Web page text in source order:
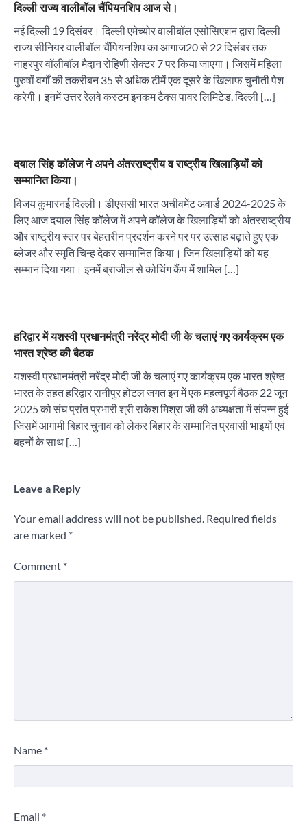
दिल्ली राज्य वालीबॉल चैंपियनशिप आज से।
नई दिल्ली 19 दिसंबर। दिल्ली एमेच्योर वालीबॉल एसोसिएशन द्वारा दिल्ली
राज्य सीनियर वालीबॉल चैंपियनशिप का आगाज20 से 22 दिसंबर तक
नाहरपुर वॉलीबॉल मैदान रोहिणी सेक्टर 7 पर किया जाएगा। जिसमें महिला
पुरुषों वर्गों की तकरीबन 35 से अधिक टीमें एक दूसरे के खिलाफ चुनौती पेश
करेगी। इनमें उत्तर रेलवे कस्टम इनकम टैक्स पावर लिमिटेड, दिल्ली […]
दयाल सिंह कॉलेज ने अपने अंतरराष्ट्रीय व राष्ट्रीय खिलाड़ियों को
सम्मानित किया।
विजय कुमारनई दिल्ली। डीएससी भारत अचीवमेंट अवार्ड 2024-2025 के
लिए आज दयाल सिंह कॉलेज में अपने कॉलेज के खिलाड़ियों को अंतरराष्ट्रीय
और राष्ट्रीय स्तर पर बेहतरीन प्रदर्शन करने पर पर उत्साह बढ़ाते हुए एक
ब्लेजर और स्मृति चिन्ह देकर सम्मानित किया। जिन खिलाड़ियों को यह
सम्मान दिया गया। इनमें ब्राजील से कोचिंग कैंप में शामिल […]
हरिद्वार में यशस्वी प्रधानमंत्री नरेंद्र मोदी जी के चलाएं गए कार्यक्रम एक
भारत श्रेष्ठ की बैठक
यशस्वी प्रधानमंत्री नरेंद्र मोदी जी के चलाएं गए कार्यक्रम एक भारत श्रेष्ठ
भारत के तहत हरिद्वार रानीपुर होटल जगत इन में एक महत्वपूर्ण बैठक 22 जून
2025 को संघ प्रांत प्रभारी श्री राकेश मिश्रा जी की अध्यक्षता में संपन्न हुई
जिसमें आगामी बिहार चुनाव को लेकर बिहार के सम्मानित प्रवासी भाइयों एवं
बहनों के साथ […]
Leave a Reply
Your email address will not be published. Required fields
are marked *
Comment *
Name *
Email *